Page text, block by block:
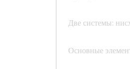
Две системы:
Основные